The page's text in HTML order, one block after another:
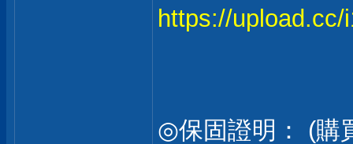
https://
◎保固證明： (購